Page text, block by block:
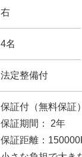
右
4名
法定整備付
保証付（無料保証）
保証期間： 2年
保証距離：